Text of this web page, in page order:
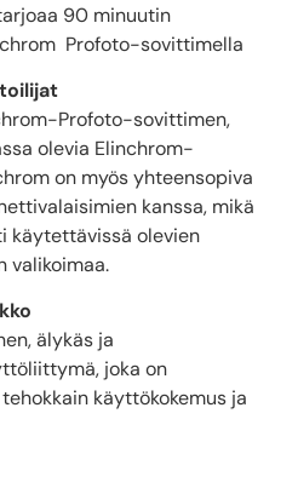
90 minuutin
Profoto-sovittimella
Profoto-sovittimen,
olevia Elinchrom-
on myös yhteensopiva
kanssa, mikä
käytettävissä olevien
valikoimaa.
älykäs ja
joka on
käyttökokemus ja